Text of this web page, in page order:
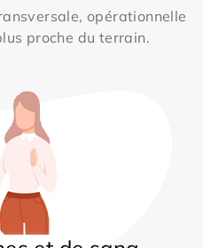
opérationnelle
proche du terrain.